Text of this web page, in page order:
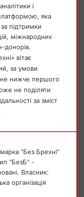
і
яка
підтримки
міжнародних
донорів.
вітає
за умови
нижче першого
не поділяти
за зміст
"Без Брехні"
"БезБ" -
Власник:
організація